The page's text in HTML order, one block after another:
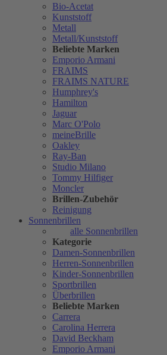
Bio-Acetat
Kunststoff
Metall
Metall/Kunststoff
Beliebte Marken
Emporio Armani
FRAIMS
FRAIMS NATURE
Humphrey's
Hamilton
Jaguar
Marc O'Polo
meineBrille
Oakley
Ray-Ban
Studio Milano
Tommy Hilfiger
Moncler
Brillen-Zubehör
Reinigung
Sonnenbrillen
alle Sonnenbrillen
Kategorie
Damen-Sonnenbrillen
Herren-Sonnenbrillen
Kinder-Sonnenbrillen
Sportbrillen
Überbrillen
Beliebte Marken
Carrera
Carolina Herrera
David Beckham
Emporio Armani